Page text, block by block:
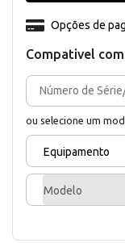
Compativel
ou selecione um
Equipamento
Modelo
Opções de